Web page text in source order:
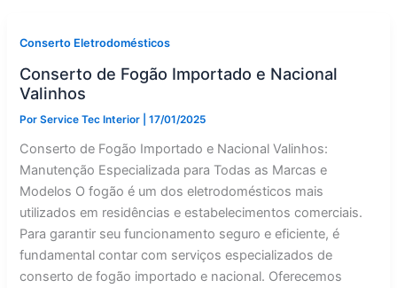
Conserto Eletrodomésticos
Conserto de Fogão Importado e Nacional
Valinhos
PorService Tec Interior |17/01/2025
Conserto de Fogão Importado e Nacional Valinhos:
Manutenção Especializada para Todas as Marcas e
Modelos O fogão é um dos eletrodomésticos mais
utilizados em residências e estabelecimentos comerciais.
Para garantir seu funcionamento seguro e eficiente, é
fundamental contar com serviços especializados de
conserto de fogão importado e nacional. Oferecemos